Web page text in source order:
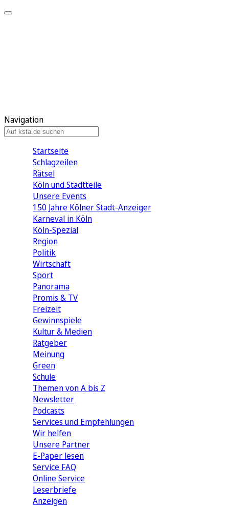
Navigation
Startseite
Schlagzeilen
Rätsel
Köln und Stadtteile
Unsere Events
150 Jahre Kölner Stadt-Anzeiger
Karneval in Köln
Köln-Spezial
Region
Politik
Wirtschaft
Sport
Panorama
Promis & TV
Freizeit
Gewinnspiele
Kultur & Medien
Ratgeber
Meinung
Green
Schule
Themen von A bis Z
Newsletter
Podcasts
Services und Empfehlungen
Wir helfen
Unsere Partner
E-Paper lesen
Service FAQ
Online Service
Leserbriefe
Anzeigen